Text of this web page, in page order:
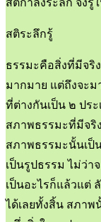
สติระลึกรู้
ธรรมะคือสิ่งที่มีจริ
มากมาย แต่ถึงจะ
ที่ต่างกันเป็น ๒ ปร
สภาพธรรมะที่มีจริ
สภาพธรรมะนั้นเป็
เป็นรูปธรรม ไม่ว่า
เป็นอะไรก็แล้วแต่
ได้เลยทั้งสิ้น สภาพ